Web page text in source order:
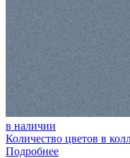
в наличии
Количество цветов в
Подробнее